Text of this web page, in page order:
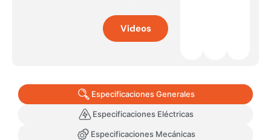
Videos
Especificaciones Generales
Especificaciones Eléctricas
Especificaciones Mecánicas